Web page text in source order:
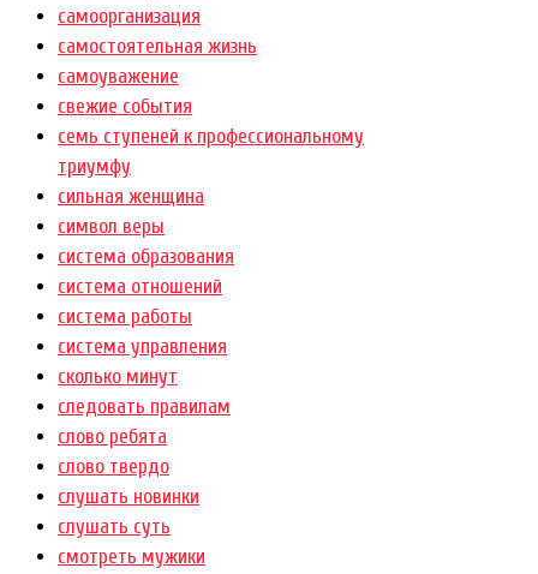
самоорганизация
самостоятельная жизнь
самоуважение
свежие события
семь ступеней к профессиональному
триумфу
сильная женщина
символ веры
система образования
система отношений
система работы
система управления
сколько минут
следовать правилам
слово ребята
слово твердо
слушать новинки
слушать суть
смотреть мужики